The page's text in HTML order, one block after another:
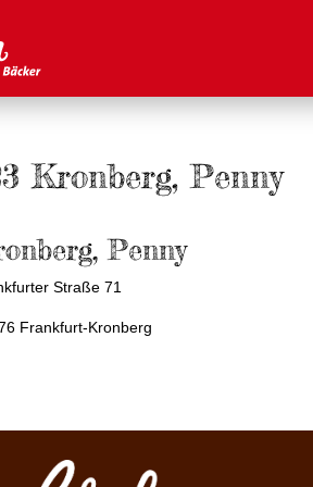
Kronberg, Penny
Penny
Straße 71
Frankfurt-Kronberg